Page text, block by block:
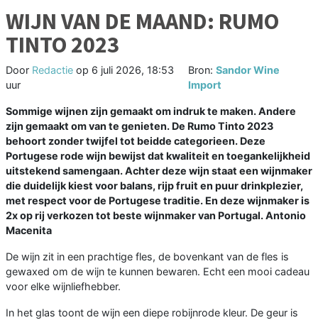
WIJN VAN DE MAAND: RUMO
TINTO 2023
Door Redactie op 6 juli 2026, 18:53
uur
Bron: Sandor Wine
Import
Sommige wijnen zijn gemaakt om indruk te maken. Andere
zijn gemaakt om van te genieten. De Rumo Tinto 2023
behoort zonder twijfel tot beidde categorieen. Deze
Portugese rode wijn bewijst dat kwaliteit en toegankelijkheid
uitstekend samengaan. Achter deze wijn staat een wijnmaker
die duidelijk kiest voor balans, rijp fruit en puur drinkplezier,
met respect voor de Portugese traditie. En deze wijnmaker is
2x op rij verkozen tot beste wijnmaker van Portugal. Antonio
Macenita
De wijn zit in een prachtige fles, de bovenkant van de fles is
gewaxed om de wijn te kunnen bewaren. Echt een mooi cadeau
voor elke wijnliefhebber.
In het glas toont de wijn een diepe robijnrode kleur. De geur is